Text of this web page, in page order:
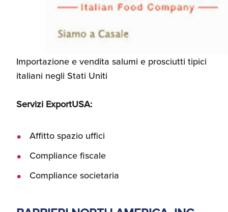
Importazione e vendita salumi e prosciutti tipici
italiani negli Stati Uniti
Servizi ExportUSA:
Affitto spazio uffici
Compliance fiscale
Compliance societaria